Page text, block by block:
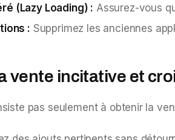
(Lazy Loading) : Assurez-vous
: Supprimez les anciennes
vente incitative et
pas seulement à obtenir la